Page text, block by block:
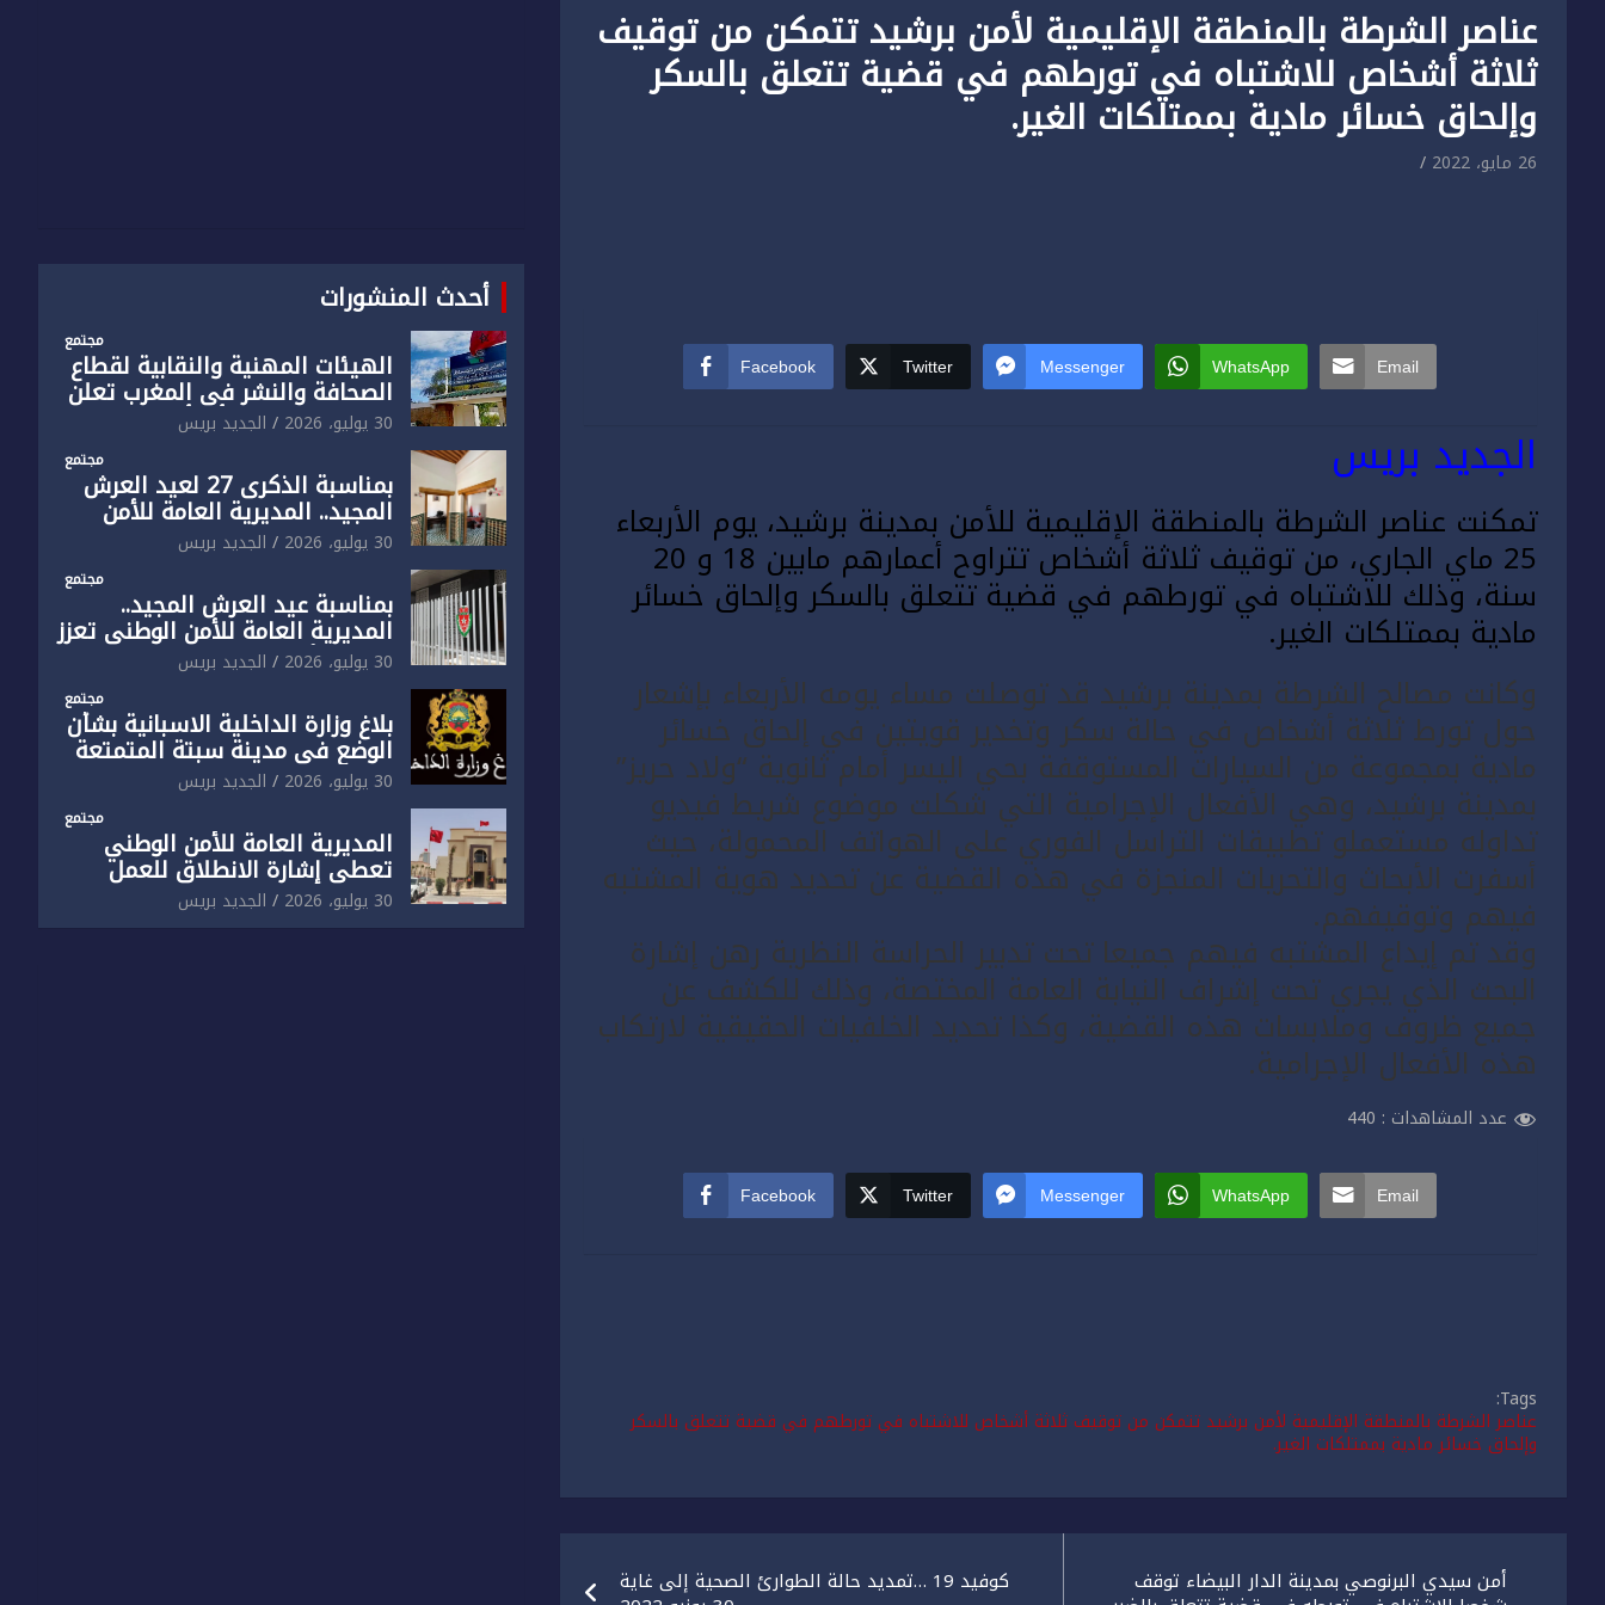
عناصر الشرطة بالمنطقة الإقليمية لأمن برشيد تتمكن من توقيف
ثلاثة أشخاص للاشتباه في تورطهم في قضية تتعلق بالسكر
وإلحاق خسائر مادية بممتلكات الغير.
26 مايو، 2022
Facebook Twitter Messenger WhatsApp Email
الجديد بريس
تمكنت عناصر الشرطة بالمنطقة الإقليمية للأمن بمدينة برشيد، يوم الأربعاء
25 ماي الجاري، من توقيف ثلاثة أشخاص تتراوح أعمارهم مابين 18 و 20
سنة، وذلك للاشتباه في تورطهم في قضية تتعلق بالسكر وإلحاق خسائر
مادية بممتلكات الغير.
وكانت مصالح الشرطة بمدينة برشيد قد توصلت مساء يومه الأربعاء بإشعار
حول تورط ثلاثة أشخاص في حالة سكر وتخدير قويتين في إلحاق خسائر
مادية بمجموعة من السيارات المستوقفة بحي اليسر أمام ثانوية “ولاد حريز”
بمدينة برشيد، وهي الأفعال الإجرامية التي شكلت موضوع شريط فيديو
تداوله مستعملو تطبيقات التراسل الفوري على الهواتف المحمولة، حيث
أسفرت الأبحاث والتحريات المنجزة في هذه القضية عن تحديد هوية المشتبه
فيهم وتوقيفهم.
وقد تم إيداع المشتبه فيهم جميعا تحت تدبير الحراسة النظرية رهن إشارة
البحث الذي يجري تحت إشراف النيابة العامة المختصة، وذلك للكشف عن
جميع ظروف وملابسات هذه القضية، وكذا تحديد الخلفيات الحقيقية لارتكاب
هذه الأفعال الإجرامية.
عدد المشاهدات : 440
Facebook Twitter Messenger WhatsApp Email
Tags:
عناصر الشرطة بالمنطقة الإقليمية لأمن برشيد تتمكن من توقيف ثلاثة أشخاص للاشتباه في تورطهم في قضية تتعلق بالسكر
وإلحاق خسائر مادية بممتلكات الغير.
تصفّحأمن سيدي البرنوصي بمدينة الدار البيضاء توقف كوفيد 19 …تمديد حالة الطوارئ الصحية إلى غاية
أحدث المنشورات
مجتمع
الهيئات المهنية والنقابية لقطاع
الصحافة والنشر في المغرب تعلن
رفضها القاطع لـ”أي أجندة انتخابية
مُعدة على مقاس سياسي
ومصلحي ضيق”
30 يوليو، 2026 الجديد بريس
مجتمع
بمناسبة الذكرى 27 لعيد العرش
المجيد.. المديرية العامة للأمن
الوطني تفتتح المقر الجديد لفرقة
الشرطة السياحية بفاس
30 يوليو، 2026 الجديد بريس
مجتمع
بمناسبة عيد العرش المجيد..
المديرية العامة للأمن الوطني تعزز
البنية الأمنية بالناظور بإحداث
فرقتين جديدتين
30 يوليو، 2026 الجديد بريس
مجتمع
بلاغ وزارة الداخلية الاسبانية بشأن
الوضع في مدينة سبتة المتمتعة
بالحكم الذاتي
30 يوليو، 2026 الجديد بريس
مجتمع
المديرية العامة للأمن الوطني
تعطي إشارة الانطلاق للعمل
بالمقر الجديد للدائرة الثالثة
للشرطة بولاية أمن العيون
30 يوليو، 2026 الجديد بريس